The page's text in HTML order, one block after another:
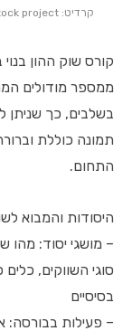
קרדיט: RDNE Stock project
קורס שוק ההון
ממספר מודולים
בשלבים, כך שניתן
תמונה כוללת
התחום.
היסודות והמבוא
– מושגי יסוד: מהו
סוגי השווקים, כלים
בסיסיים
– פעילות בבורסה: